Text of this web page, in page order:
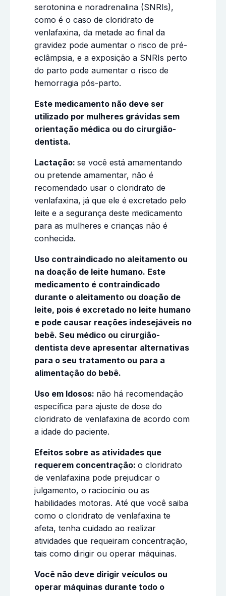
serotonina e noradrenalina (SNRIs),
como é o caso de cloridrato de
venlafaxina, da metade ao final da
gravidez pode aumentar o risco de pré-
eclâmpsia, e a exposição a SNRIs perto
do parto pode aumentar o risco de
hemorragia pós-parto.
Este medicamento não deve ser
utilizado por mulheres grávidas sem
orientação médica ou do cirurgião-
dentista.
Lactação: se você está amamentando
ou pretende amamentar, não é
recomendado usar o cloridrato de
venlafaxina, já que ele é excretado pelo
leite e a segurança deste medicamento
para as mulheres e crianças não é
conhecida.
Uso contraindicado no aleitamento ou
na doação de leite humano. Este
medicamento é contraindicado
durante o aleitamento ou doação de
leite, pois é excretado no leite humano
e pode causar reações indesejáveis no
bebê. Seu médico ou cirurgião-
dentista deve apresentar alternativas
para o seu tratamento ou para a
alimentação do bebê.
Uso em Idosos: não há recomendação
específica para ajuste de dose do
cloridrato de venlafaxina de acordo com
a idade do paciente.
Efeitos sobre as atividades que
requerem concentração: o cloridrato
de venlafaxina pode prejudicar o
julgamento, o raciocínio ou as
habilidades motoras. Até que você saiba
como o cloridrato de venlafaxina te
afeta, tenha cuidado ao realizar
atividades que requeiram concentração,
tais como dirigir ou operar máquinas.
Você não deve dirigir veículos ou
operar máquinas durante todo o